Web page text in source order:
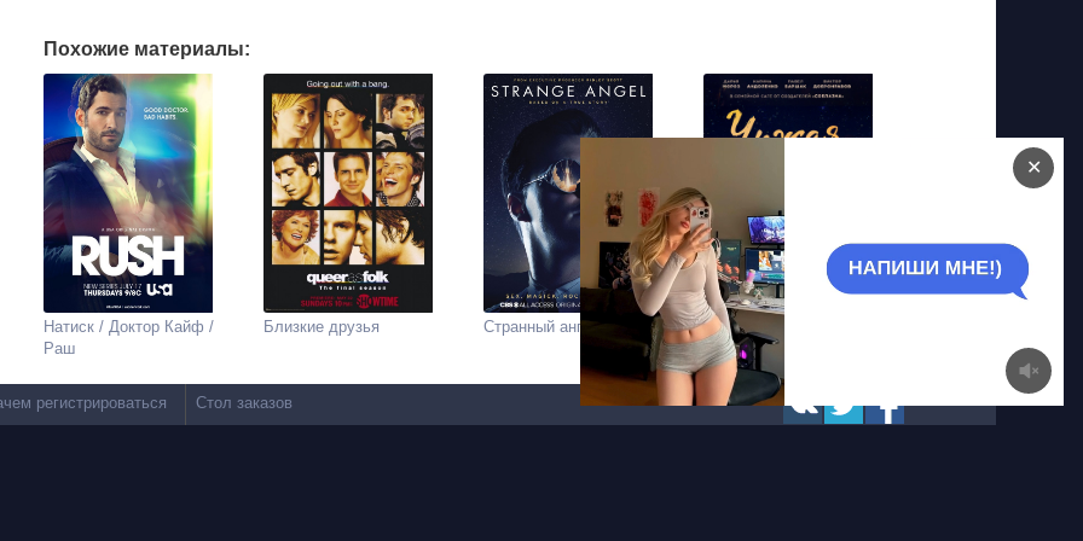
Похожие материалы:
Чужая кровь
Странный ангел
Близкие друзья
Натиск / Доктор Кайф /
Раш
регистрироваться Стол заказов
✕